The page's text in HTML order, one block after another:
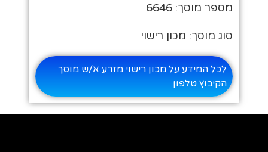
מספר מוסך: 6646
סוג מוסך: מכון רישוי
לכל המידע על מכון רישוי מזרע א/ש מוסך
הקיבוץ טלפון